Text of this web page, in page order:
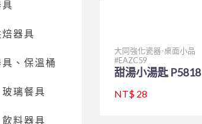
器具
、保溫桶
璃餐具
料器具
大同強化瓷器-桌面小品
EAZC59
甜湯小湯匙 P5818
NT$ 28